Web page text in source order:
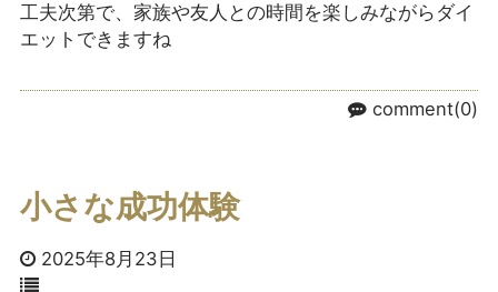
工夫次第で、家族や友人との時間を楽しみながらダイ
エットできますね
comment(0)
小さな成功体験
2025年8月23日